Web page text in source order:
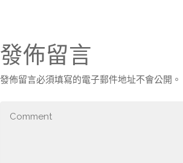
發佈留言
發佈留言必須填寫的電子郵件地址不會公開。